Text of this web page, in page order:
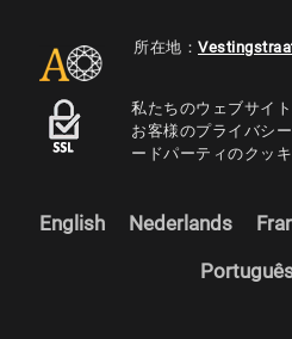
所在地：
私たちのウェブサイ
お客様のプライバシ
ードパーティのクッ
English Nederlands